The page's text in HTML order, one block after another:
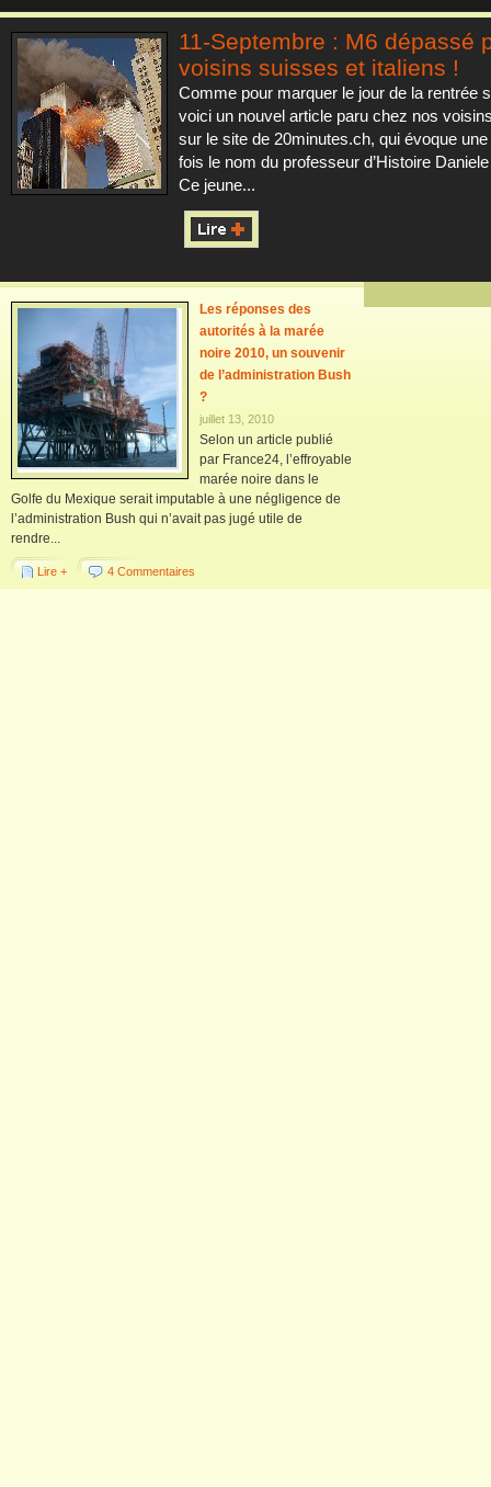
11-Septembre : M6 dépassé
voisins suisses et italiens !
Comme pour marquer le jour de la rentrée
voici un nouvel article paru chez nos
sur le site de 20minutes.ch, qui évoque
fois le nom du professeur d’Histoire
Ce jeune...
Les réponses des
autorités à la marée
noire 2010, un souvenir
de l’administration Bush
?
juillet 13, 2010
Selon un article publié
par France24, l’effroyable
marée noire dans le
Golfe du Mexique serait imputable à une négligence de
l’administration Bush qui n’avait pas jugé utile de
rendre...
Lire + 4 Commentaires